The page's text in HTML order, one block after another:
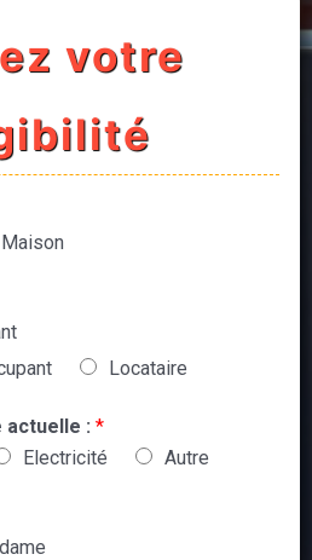
votre
Maison
Locataire
actuelle : *
Electricité Autre